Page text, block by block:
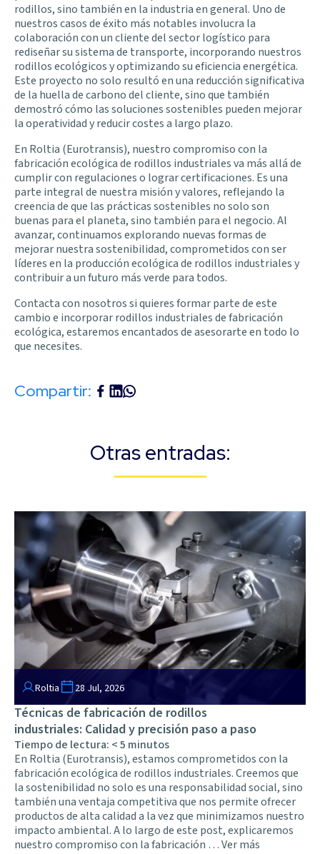
rodillos, sino también en la industria en general. Uno de
nuestros casos de éxito más notables involucra la
colaboración con un cliente del sector logístico para
rediseñar su sistema de transporte, incorporando nuestros
rodillos ecológicos y optimizando su eficiencia energética.
Este proyecto no solo resultó en una reducción significativa
de la huella de carbono del cliente, sino que también
demostró cómo las soluciones sostenibles pueden mejorar
la operatividad y reducir costes a largo plazo.
En Roltia (Eurotransis), nuestro compromiso con la
fabricación ecológica de rodillos industriales va más allá de
cumplir con regulacioneso lograr certificaciones. Es una
parte integral de nuestra misión y valores, reflejando la
creencia de que las prácticas sostenibles no solo son
buenas para el planeta, sino también para el negocio. Al
avanzar, continuamos explorando nuevas formas de
mejorar nuestra sostenibilidad, comprometidos con ser
líderes en la producción ecológica de rodillos industriales y
contribuir a un futuro más verde para todos.
Contactacon nosotros si quieres formar parte de este
cambio e incorporar rodillos industriales de fabricación
ecológica, estaremos encantados de asesorarte en todo lo
que necesites.
Compartir:
Otras entradas:
Roltia 28 Jul, 2026
Técnicas de fabricación de rodillos
industriales: Calidad y precisión paso a paso
Tiempo de lectura: < 5 minutos
En Roltia (Eurotransis), estamos comprometidos con la
fabricación ecológica de rodillos industriales. Creemos que
la sostenibilidad no solo es una responsabilidad social, sino
también una ventaja competitiva que nos permite ofrecer
productos de alta calidad a la vez que minimizamos nuestro
impacto ambiental. A lo largo de este post, explicaremos
nuestro compromiso con la fabricación …Ver más